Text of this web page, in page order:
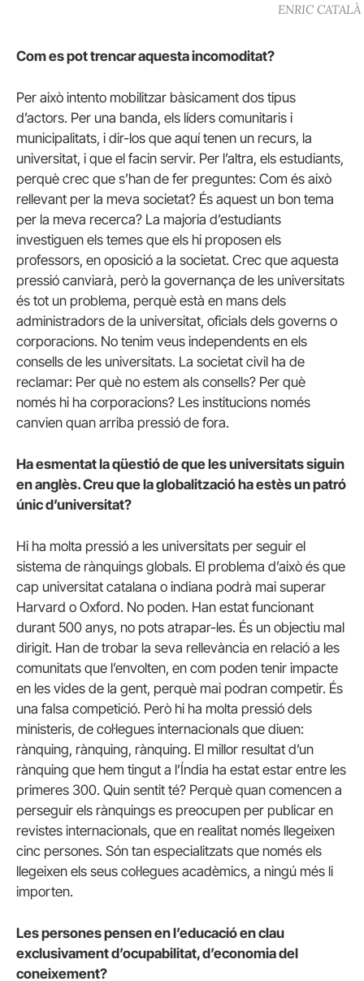
ENRIC CATALÀ
Com es pot trencar aquesta incomoditat?
Per això intento mobilitzar bàsicament dos tipus
d’actors. Per una banda, els líders comunitaris i
municipalitats, i dir-los que aquí tenen un recurs, la
universitat, i que el facin servir. Per l’altra, els estudiants,
perquè crec que s’han de fer preguntes: Com és això
rellevant per la meva societat? És aquest un bon tema
per la meva recerca? La majoria d’estudiants
investiguen els temes que els hi proposen els
professors, en oposició a la societat. Crec que aquesta
pressió canviarà, però la governança de les universitats
és tot un problema, perquè està en mans dels
administradors de la universitat, oficials dels governs o
corporacions. No tenim veus independents en els
consells de les universitats. La societat civil ha de
reclamar: Per què no estem als consells? Per què
només hi ha corporacions? Les institucions només
canvien quan arriba pressió de fora.
Ha esmentat la qüestió de que les universitats siguin
en anglès. Creu que la globalització ha estès un patró
únic d’universitat?
Hi ha molta pressió a les universitats per seguir el
sistema de rànquings globals. El problema d’això és que
cap universitat catalana o indiana podrà mai superar
Harvard o Oxford. No poden. Han estat funcionant
durant 500 anys, no pots atrapar-les. És un objectiu mal
dirigit. Han de trobar la seva rellevància en relació a les
comunitats que l’envolten, en com poden tenir impacte
en les vides de la gent, perquè mai podran competir. És
una falsa competició. Però hi ha molta pressió dels
ministeris, de col·legues internacionals que diuen:
rànquing, rànquing, rànquing. El millor resultat d’un
rànquing que hem tingut a l’Índia ha estat estar entre les
primeres 300. Quin sentit té? Perquè quan comencen a
perseguir els rànquings es preocupen per publicar en
revistes internacionals, que en realitat només llegeixen
cinc persones. Són tan especialitzats que només els
llegeixen els seus col·legues acadèmics, a ningú més li
importen.
Les persones pensen en l’educació en clau
exclusivament d’ocupabilitat, d’economia del
coneixement?